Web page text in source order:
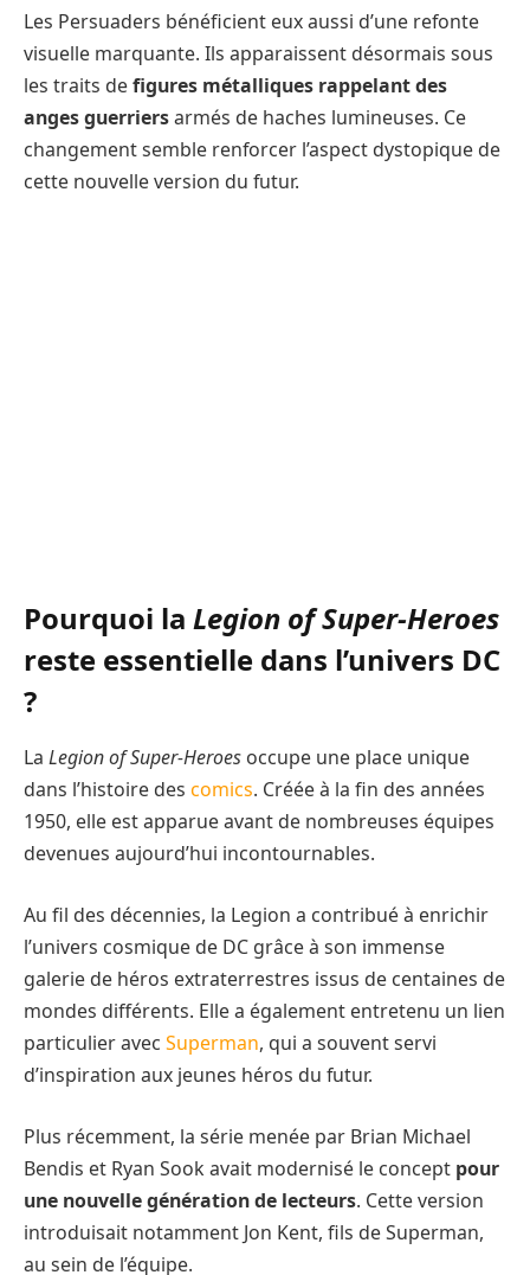
Les Persuaders bénéficient eux aussi d’une refonte
visuelle marquante. Ils apparaissent désormais sous
les traits defigures métalliques rappelant des
anges guerriersarmés de haches lumineuses. Ce
changement semble renforcer l’aspect dystopique de
cette nouvelle version du futur.
Pourquoi la Legion of Super-Heroes
reste essentielle dans l’univers DC
?
La Legion of Super-Heroes occupe une place unique
dans l’histoire des comics. Créée à la fin des années
1950, elle est apparue avant de nombreuses équipes
devenues aujourd’hui incontournables.
Au fil des décennies, la Legion a contribué à enrichir
l’univers cosmique de DC grâce à son immense
galerie de héros extraterrestres issus de centaines de
mondes différents. Elle a également entretenu un lien
particulier avec Superman, qui a souvent servi
d’inspiration aux jeunes héros du futur.
Plus récemment, la série menée par Brian Michael
Bendis et Ryan Sook avait modernisé le concept pour
une nouvelle génération de lecteurs. Cette version
introduisait notamment Jon Kent, fils de Superman,
au sein de l’équipe.